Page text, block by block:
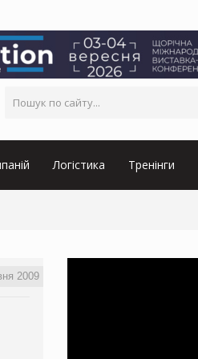
Логістика Тренінги
2009